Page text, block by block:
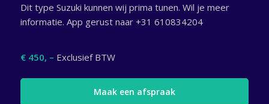
Dit type Suzuki kunnen wij prima tunen. Wil je meer
informatie. App gerust naar +31 610834204
€ 450, – Exclusief BTW
Maak een afspraak